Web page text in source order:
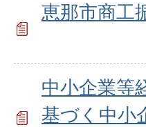
恵那市商工
中小企業等
基づく中小